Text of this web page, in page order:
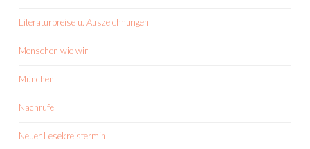
Literaturpreise u. Auszeichnungen
Menschen wie wir
München
Nachrufe
Neuer Lesekreistermin